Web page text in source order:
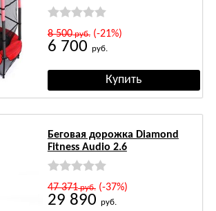
8 500руб.(-21%)
6 700 руб.
Беговая дорожка Diamond
Fitness Audio 2.6
47 371руб.(-37%)
29 890 руб.